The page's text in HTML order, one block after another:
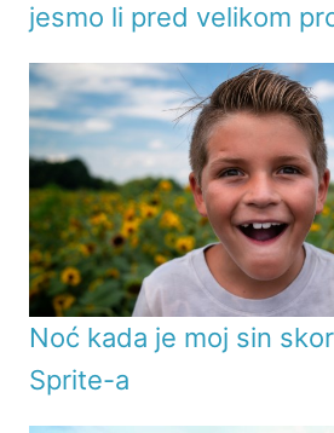
jesmo li pred velikom
Noć kada je moj sin
Sprite-a